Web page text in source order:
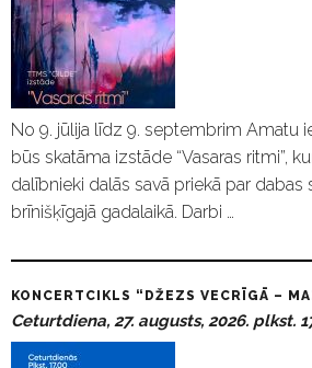
No 9. jūlija līdz 9. septembrim Amatu
būs skatāma izstāde “Vasaras ritmi”,
dalībnieki dalās savā priekā par dabas
brīnišķīgajā gadalaikā. Darbi …
KONCERTCIKLS “DŽEZS VECRĪGĀ –
Ceturtdiena, 27. augusts, 2026. plkst.